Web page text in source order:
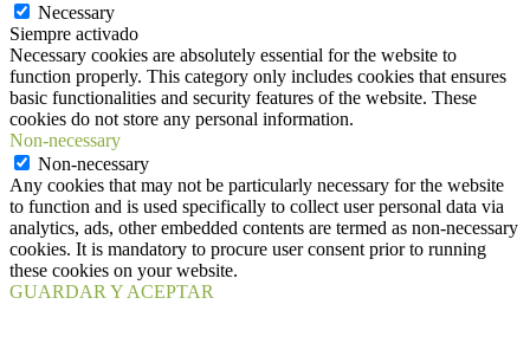
Necessary
Siempre activado
Necessary cookies are absolutely essential for the website to
function properly. This category only includes cookies that ensures
basic functionalities and security features of the website. These
cookies do not store any personal information.
Non-necessary
Non-necessary
Any cookies that may not be particularly necessary for the website
to function and is used specifically to collect user personal data via
analytics, ads, other embedded contents are termed as non-necessary
cookies. It is mandatory to procure user consent prior to running
these cookies on your website.
GUARDAR Y ACEPTAR